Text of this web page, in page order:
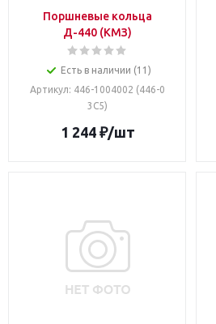
Поршневые кольца
Д-440 (КМЗ)
Есть в наличии (11)
Артикул: 446-1004002 (446-0
3С5)
1 244₽/шт